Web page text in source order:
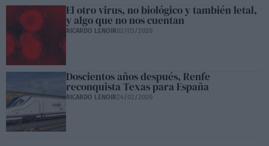
El otro virus, no biológico y también letal,
y algo que no nos cuentan
RICARDO LENOIR02/03/2020
Doscientos años después, Renfe
reconquista Texas para España
RICARDO LENOIR24/02/2020